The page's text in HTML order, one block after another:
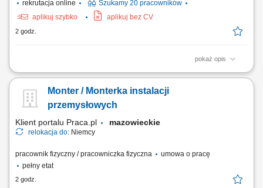
rekrutacja online
Szukamy 20 pracowników
aplikuj szybko
aplikuj bez CV
2 godz.
pokaż opis
Odświeżanie i renowacja domków kempingowych na podstawie listy
listew narożnych, zestawów prysznicowych oraz wymiana oświetlenia i
osprzętu elektrycznego; Układanie wykładzin podłogowych oraz
Monter / Monterka instalacji
przemysłowych
Klient portalu Praca.pl mazowieckie
relokacja do: Niemcy
pracownik fizyczny / pracowniczka fizyczna
umowa o pracę
pełny etat
2 godz.